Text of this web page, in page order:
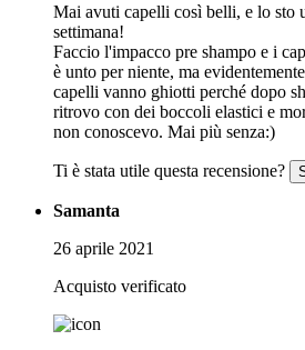
Mai avuti capelli così belli, e lo sto
settimana!
Faccio l'impacco pre shampo e i
è unto per niente, ma
capelli vanno ghiotti perché dopo
ritrovo con dei boccoli elastici e
non conoscevo. Mai più senza:)
Ti è stata utile questa recensione?
Samanta
26 aprile 2021
Acquisto verificato